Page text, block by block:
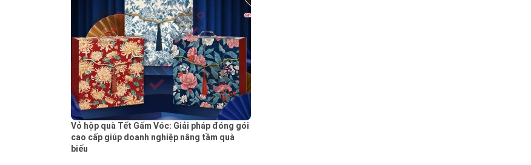
Vỏ hộp quà Tết Gấm Vóc: Giải pháp đóng gói
cao cấp giúp doanh nghiệp nâng tầm quà
biếu